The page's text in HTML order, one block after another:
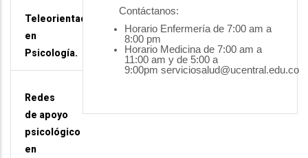
Teleorientación
en
Psicología.
Redes
de apoyo
psicológico
en
Contáctanos:
Horario Enfermería de 7:00 am a
8:00 pm
Horario Medicina de 7:00 am a
11:00 am y de 5:00 a
9:00pm serviciosalud@ucentral.edu.co